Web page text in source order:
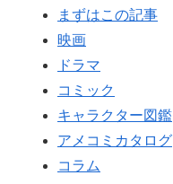
まずはこの記事
映画
ドラマ
コミック
キャラクター図鑑
アメコミカタログ
コラム